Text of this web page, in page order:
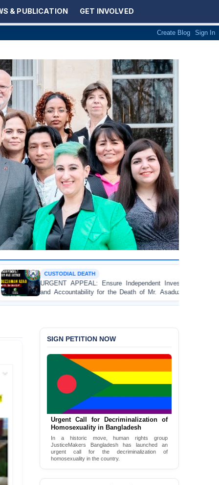
& PUBLICATION GET INVOLVED
Independent Investigation
of Mr. Asaduzzaman
BANGLADESH ALERT:
Bulldozing, Looting, and
an Awami League Leader in
SIGN PETITION NOW
Bangladesh: End the death penalty
Now
JMBF Launches Petition Calling for Immediate
Moratorium on Executions, Commutation of All
Death Sentences, and Complete Abolition of the
Death Penalty in Bangladesh
Sign Petition